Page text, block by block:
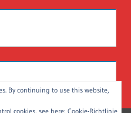
By continuing to use this website,
cookies, see here: Cookie-Richtlinie